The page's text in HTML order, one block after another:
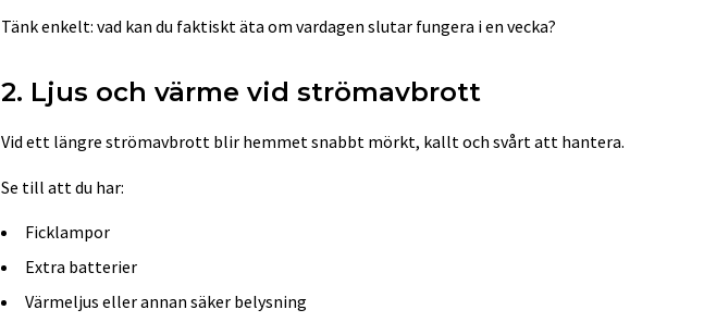
Tänk enkelt: vad kan du faktiskt äta om vardagen slutar fungera i en vecka?
2. Ljus och värme vid strömavbrott
Vid ett längre strömavbrott blir hemmet snabbt mörkt, kallt och svårt att hantera.
Se till att du har:
Ficklampor
Extra batterier
Värmeljus eller annan säker belysning